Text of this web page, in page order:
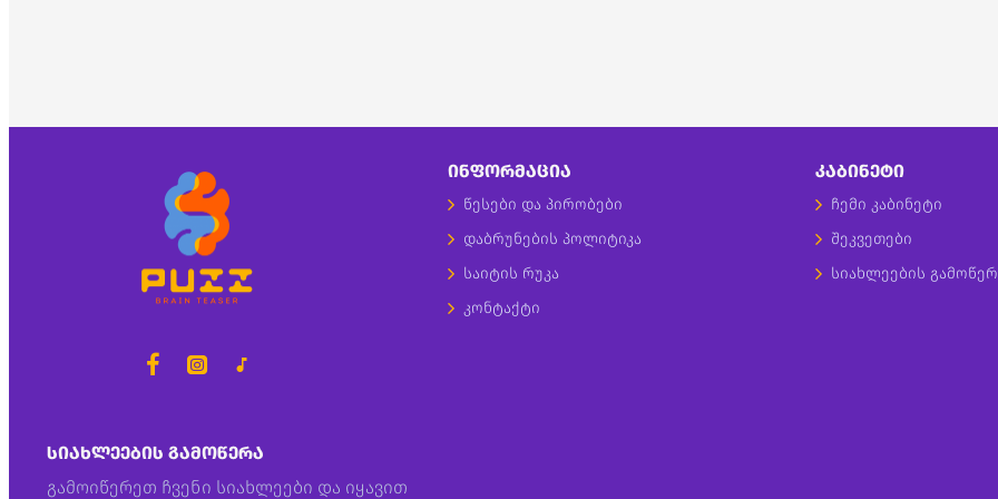
ᲘᲜᲤᲝᲠᲛᲐᲪᲘᲐ
წესები და პირობები
დაბრუნების პოლიტიკა
საიტის რუკა
კონტაქტი
ᲙᲐᲑᲘᲜᲔᲢᲘ
ჩემი კაბინეტი
შეკვეთები
სიახლეების
ᲡᲘᲐᲮᲚᲔᲔᲑᲘᲡ ᲒᲐᲛᲝᲬᲔᲠᲐ
გამოიწერეთ ჩვენი სიახლეები და იყავით